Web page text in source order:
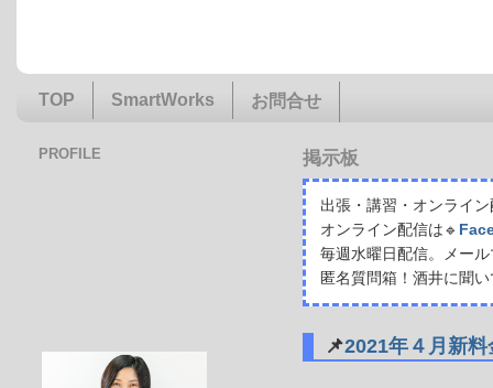
TOP SmartWorks お問合せ
掲示板
出張・講習・オンライ
オンライン配信は🔹
毎週水曜日配信。メー
匿名質問箱！酒井に聞
📌2021年４月新
PROFILE